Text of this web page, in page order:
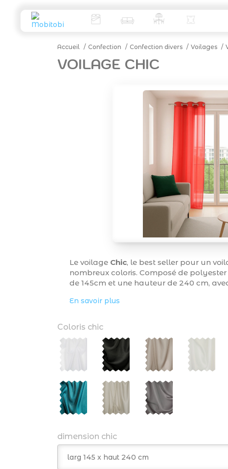
Accueil Confection Confection divers Voilages
VOILAGE CHIC
Le voilage Chic, le best seller pour un
nombreux coloris. Composé de
de 145cm et une hauteur de 240 cm,
En savoir plus
Coloris chic
dimension chic